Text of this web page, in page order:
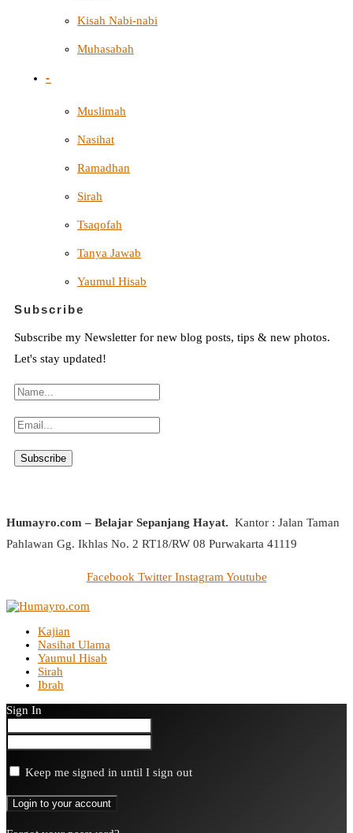
Kisah Nabi-nabi
Muhasabah
-
Muslimah
Nasihat
Ramadhan
Sirah
Tsaqofah
Tanya Jawab
Yaumul Hisab
Subscribe
Subscribe my Newsletter for new blog posts, tips & new photos.
Let's stay updated!
Humayro.com – Belajar Sepanjang Hayat. Kantor : Jalan Taman
Pahlawan Gg. Ikhlas No. 2 RT18/RW 08 Purwakarta 41119
Facebook Twitter Instagram Youtube
Kajian
Nasihat Ulama
Yaumul Hisab
Sirah
Ibrah
Sign In
Keep me signed in until I sign out